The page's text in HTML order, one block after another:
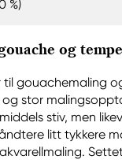
%)
og
gouachemaling
og stor
stiv, men
litt tykkere